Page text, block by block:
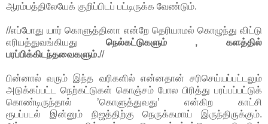
ஆரம்பத்திலேயேக் குறிப்பிடப் பட்டிருக்க வேண்டும்.
//எப்போது யார் கொளுத்தினா என்றே தெரியாமல் கொழுந்து விட்டு
எரியத்துவங்கியது நெல்கட்டுகளும் , களத்தில்
பரப்பிக்கிடந்தவைகளும்.//
பின்னால் வரும் இந்த வரிகளில் என்னதான் சரிசெய்யப்பட்டலும்
அடுக்கப்பட்ட நெற்கட்டுகள் கொஞ்சம் போல பிரித்து பரப்பப்பட்டுக்
கொண்டிருந்தால் ’கொளுத்துவது’ என்கிற காட்சி
ரூபப்படல் இன்னும் நிஜத்திற்கு நெருக்கமாய் இருந்திருக்கும்.